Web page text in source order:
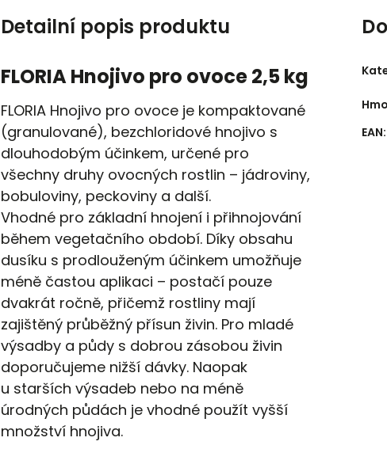
Detailní popis produktu
FLORIA Hnojivo pro ovoce 2,5 kg
FLORIA Hnojivo pro ovoce je kompaktované
(granulované), bezchloridové hnojivo s
dlouhodobým účinkem, určené pro
všechny druhy ovocných rostlin – jádroviny,
bobuloviny, peckoviny a další.
Vhodné pro základní hnojení i přihnojování
během vegetačního období. Díky obsahu
dusíku s prodlouženým účinkem umožňuje
méně častou aplikaci – postačí pouze
dvakrát ročně, přičemž rostliny mají
zajištěný průběžný přísun živin. Pro mladé
výsadby a půdy s dobrou zásobou živin
doporučujeme nižší dávky. Naopak
u starších výsadeb nebo na méně
úrodných půdách je vhodné použít vyšší
množství hnojiva.
EAN: